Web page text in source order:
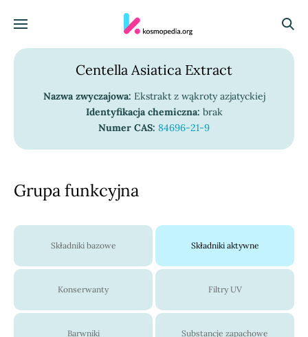
Menu
Centella Asiatica Extract
Nazwa zwyczajowa: Ekstrakt z wąkroty azjatyckiej
Identyfikacja chemiczna: brak
Numer CAS: 84696-21-9
Grupa funkcyjna
Składniki bazowe Składniki aktywne
Konserwanty Filtry UV
Barwniki Substancje zapachowe